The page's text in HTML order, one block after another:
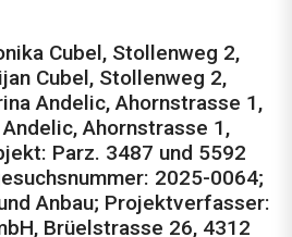
Cubel, Stollenweg 2,
Cubel, Stollenweg 2,
Andelic, Ahornstrasse 1,
Ahornstrasse 1,
Parz. 3487 und 5592
2025-0064;
Anbau; Projektverfasser:
Brüelstras­se 26, 4312